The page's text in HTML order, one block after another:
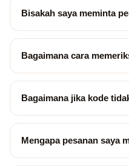
Bisakah saya meminta
Bagaimana cara
Bagaimana jika kode
Mengapa pesanan saya